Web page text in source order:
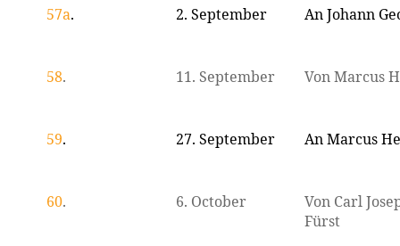
57a. 2. September An Johann
58. 11. September Von Marcus
59. 27. September An Marcus
60. 6. October
Von Carl
Fürst